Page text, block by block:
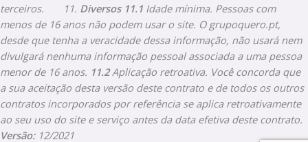
terceiros.
11. Diversos 11.1 Idade mínima. Pessoas com
menos de 16 anos não podem usar o site. O grupoquero.pt,
desde que tenha a veracidade dessa informação, não usará nem
divulgará nenhuma informação pessoal associada a uma pessoa
menor de 16 anos. 11.2Aplicação retroativa. Você concorda que
a sua aceitação desta versão deste contrato e de todos os outros
contratos incorporados por referência se aplica retroativamente
ao seu uso do site e serviço antes da data efetiva deste contrato.
Versão:12/2021